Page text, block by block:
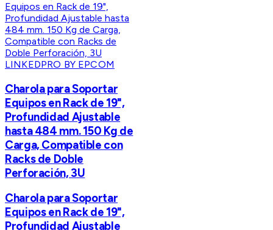
LINKEDPRO BY EPCOM
Charola para Soportar
Equipos en Rack de 19",
Profundidad Ajustable
hasta 484 mm. 150 Kg de
Carga, Compatible con
Racks de Doble
Perforación, 3U
Charola para Soportar
Equipos en Rack de 19",
Profundidad Ajustable